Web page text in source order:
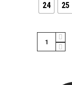
24 25
Cantidad